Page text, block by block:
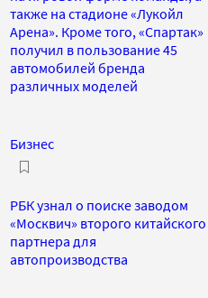
также на стадионе «Лукойл
Арена». Кроме того, «Спартак»
получил в пользование 45
автомобилей бренда
различных моделей
Бизнес
РБК узнал о поиске заводом
«Москвич» второго китайского
партнера для
автопроизводства